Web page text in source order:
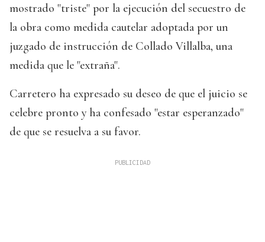
mostrado "triste" por la ejecución del secuestro de
la obra como medida cautelar adoptada por un
juzgado de instrucción de Collado Villalba, una
medida que le "extraña".
Carretero ha expresado su deseo de que el juicio se
celebre pronto y ha confesado "estar esperanzado"
de que se resuelva a su favor.